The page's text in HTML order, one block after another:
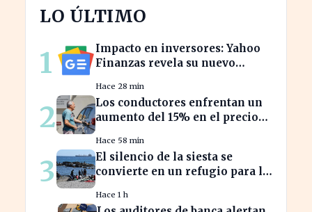
LO ÚLTIMO
1
Impacto en inversores: Yahoo
Finanzas revela su nuevo
acciones
Hace 28 min
2
Los conductores enfrentan un
aumento del 15% en el precio
Hace 58 min
3
El silencio de la siesta se
convierte en un refugio para la
Hace 1 h